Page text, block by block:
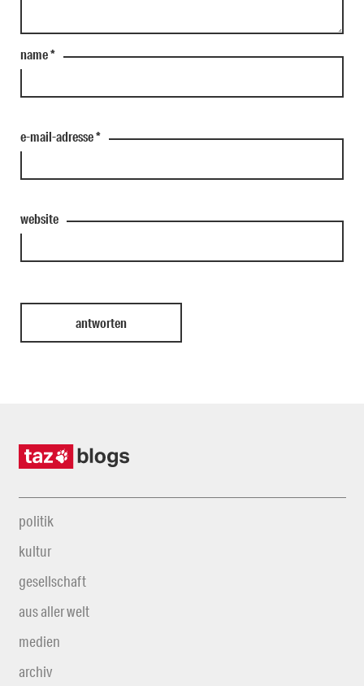
name*
e-mail-adresse*
website
politik
kultur
gesellschaft
aus aller welt
medien
archiv